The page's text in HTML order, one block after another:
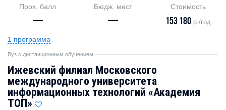
Прох. балл
—
Бюдж. мест
—
Стоимость
153 180 р./год
1 программа
Вуз с дистанционным обучением
Ижевский филиал Московского
международного университета
информационных технологий «Академия
TOП»